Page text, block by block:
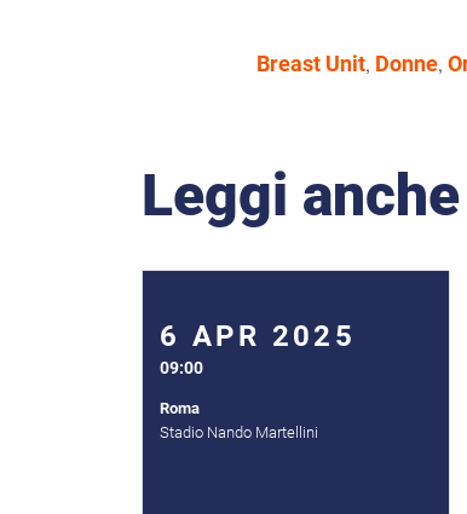
Breast Unit, Donne,
Leggi anche
6 APR 2025
09:00
Roma
Stadio Nando Martellini